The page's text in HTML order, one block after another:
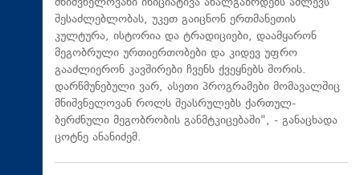
შესაძლებლობას, უკეთ გაიცნონ ერთმანეთის
კულტურა, ისტორია და ტრადიციები, დაამყარონ
მეგობრული ურთიერთობები და კიდევ უფრო
გააძლიერონ კავშირები ჩვენს ქვეყნებს შორის.
დარწმუნებული ვარ, ასეთი პროგრამები მომავალშიც
მნიშვნელოვან როლს შეასრულებს ქართულ-
ბერძნული მეგობრობის განმტკიცებაში", - განაცხადა
ცოტნე ანანიძემ.